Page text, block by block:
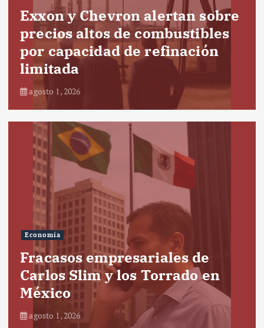
Exxon y Chevron alertan sobre
precios altos de combustibles
por capacidad de refinación
limitada
agosto 1, 2026
Economía
Fracasos empresariales de
Carlos Slim y los Torrado en
México
agosto 1, 2026